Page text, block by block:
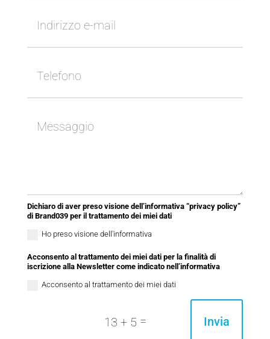
Dichiaro di aver preso visione dell’informativa “privacy policy”
di Brand039 per il trattamento dei miei dati
Ho preso visione dell'informativa
Acconsento al trattamento dei miei dati per la finalità di
iscrizione alla Newsletter come indicato nell’informativa
Acconsento al trattamento dei miei dati
13 + 5 = Invia